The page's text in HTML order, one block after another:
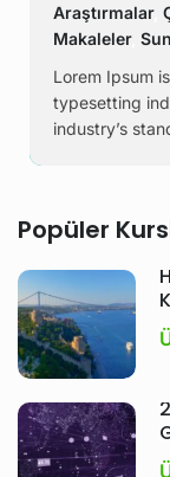
Araştırmalar,
Makaleler,
Lorem Ipsum
typesetting
industry’s
Popüler